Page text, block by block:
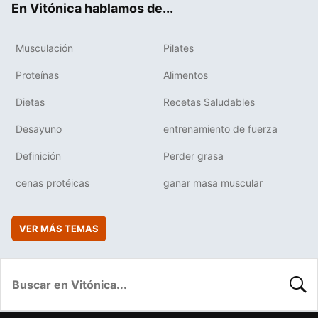
En Vitónica hablamos de...
Musculación Pilates
Proteínas Alimentos
Dietas Recetas Saludables
Desayuno entrenamiento de fuerza
Definición Perder grasa
cenas protéicas ganar masa muscular
VER MÁS TEMAS